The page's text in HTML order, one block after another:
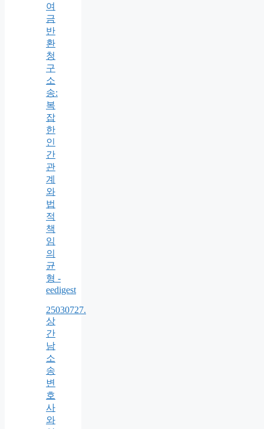
여
금
반
환
청
구
소
송:
복
잡
한
인
간
관
계
와
법
적
책
임
의
균
형 -
eedigest
25030727.
상
간
남
소
송
변
호
사
와